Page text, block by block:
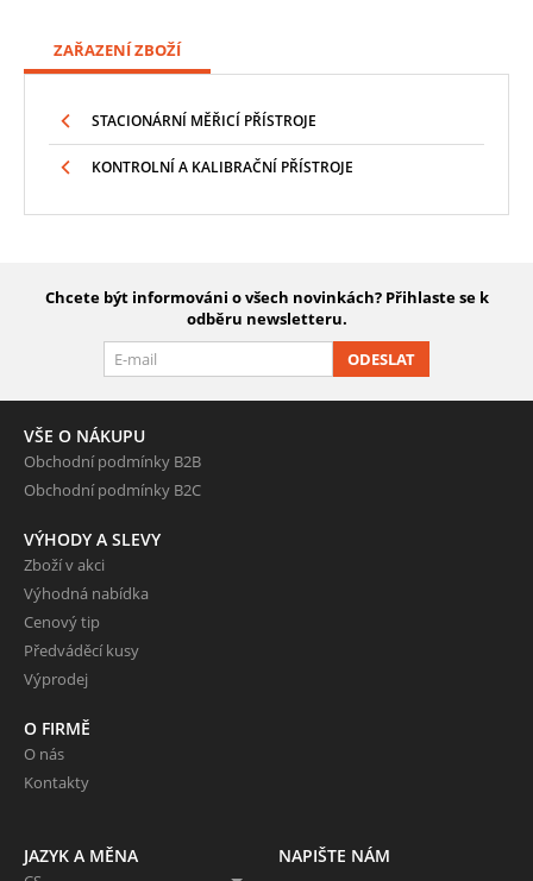
ZAŘAZENÍ ZBOŽÍ
STACIONÁRNÍ MĚŘICÍ PŘÍSTROJE
KONTROLNÍ A KALIBRAČNÍ PŘÍSTROJE
Chcete být informováni o všech novinkách? Přihlaste se k
odběru newsletteru.
ODESLAT
VŠE O NÁKUPU
Obchodní podmínky B2B
Obchodní podmínky B2C
VÝHODY A SLEVY
Zboží v akci
Výhodná nabídka
Cenový tip
Předváděcí kusy
Výprodej
O FIRMĚ
O nás
Kontakty
JAZYK A MĚNA NAPIŠTE NÁM